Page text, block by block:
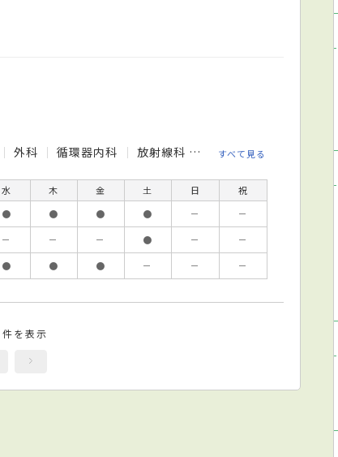
外科 循環器内科 放射線科 整形外科
すべて見る
水 木 金 土 日
祝
● ● ● ● －
－
－ － － ● －
－
● ● ● － － －
を表示